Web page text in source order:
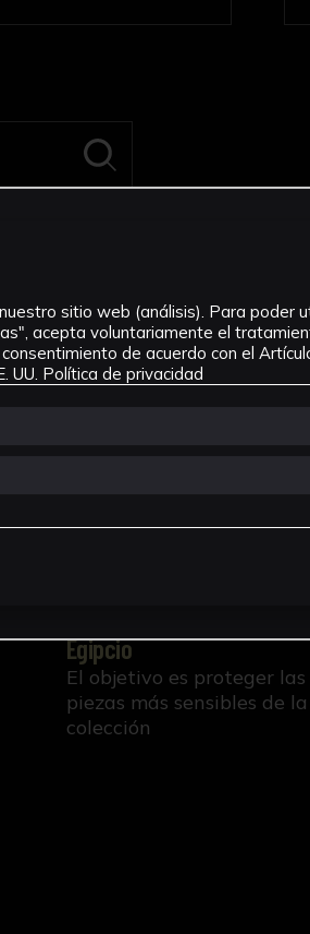
Isabel II
Nuevas estrategias de
Egipcio
El objetivo es proteger las
piezas más sensibles de la
colección
sitio web (análisis). Para poder
acepta voluntariamente el
de acuerdo con el
UU. Política de privacidad